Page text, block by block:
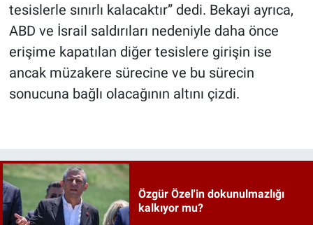
tesislerle sınırlı kalacaktır” dedi. Bekayi ayrıca,
ABD ve İsrail saldırıları nedeniyle daha önce
erişime kapatılan diğer tesislere girişin ise
ancak müzakere sürecine ve bu sürecin
sonucuna bağlı olacağının altını çizdi.
Özgür Özel'in dokunulmazlığı
kalkıyor mu?